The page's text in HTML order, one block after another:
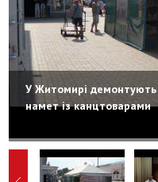
У Житомирі демонтують
намет із канцтоварами